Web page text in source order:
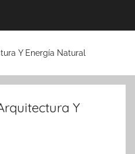
Y Energía Natural
Y